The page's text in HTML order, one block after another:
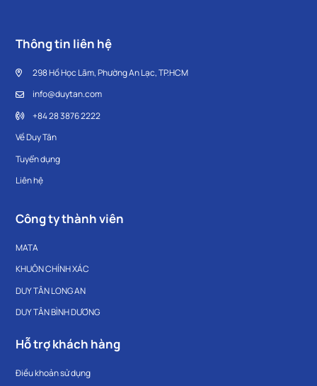
Thông tin liên hệ
298 Hồ Học Lãm, Phường An Lạc, TP.HCM
info@duytan.com
+84 28 3876 2222
Về Duy Tân
Tuyển dụng
Liên hệ
Công ty thành viên
MATA
KHUÔN CHÍNH XÁC
DUY TÂN LONG AN
DUY TÂN BÌNH DƯƠNG
Hỗ trợ khách hàng
Điều khoản sử dụng